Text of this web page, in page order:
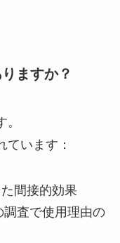
ますか？
ています：
間接的効果
査で使用理由の